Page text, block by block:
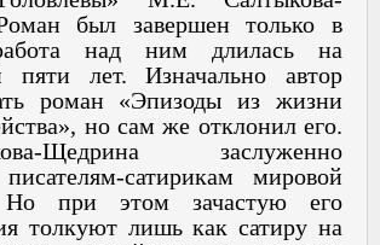
был завершен только в
над ним длилась на
пяти лет. Изначально автор
роман «Эпизоды из жизни
но сам же отклонил его.
Щедрина заслуженно
сатирикам мировой
Но при этом зачастую его
толкуют лишь как сатиру на